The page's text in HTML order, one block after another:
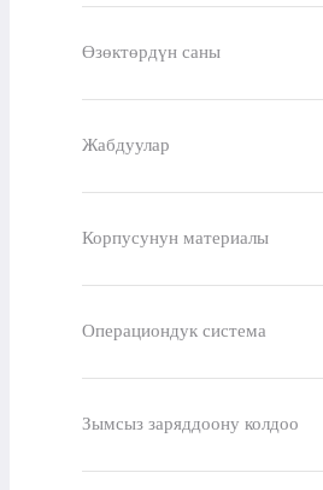
Өзөктөрдүн саны
Жабдуулар
Корпусунун материалы
Операциондук система
Зымсыз заряддоону колдоо